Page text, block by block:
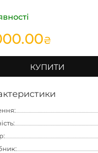
₴
КУПИТИ